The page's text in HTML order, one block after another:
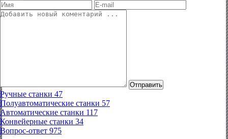
Отправить
Ручные станки 47
Полуавтоматические станки 57
Автоматические станки 117
Конвейерные станки 34
Вопрос-ответ 975